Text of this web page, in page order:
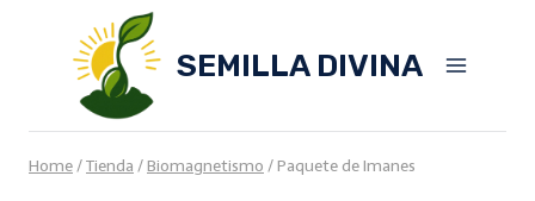
SEMILLA DIVINA
Home/Tienda /Biomagnetismo /Paquete de Imanes